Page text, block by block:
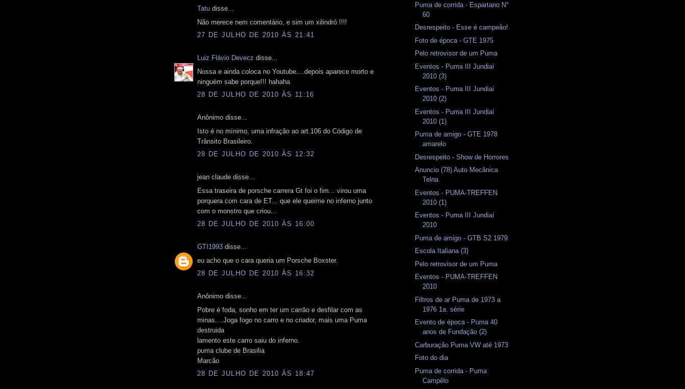
Tatu disse...
Não merece nem comentário, e sim um xilindró !!!!
27 DE JULHO DE 2010 ÀS 21:41
Luiz Flávio Devecz disse...
Nossa e ainda coloca no Youtube....depois aparece morto e
ninguém sabe porque!!! hahaha
28 DE JULHO DE 2010 ÀS 11:16
Anônimo disse...
Isto é no mínimo, uma infração ao art.106 do Código de
Trânsito Brasileiro.
28 DE JULHO DE 2010 ÀS 12:32
jean claude disse...
Essa traseira de porsche carrera Gt foi o fim... virou uma
porquera com cara de ET... que ele queime no inferno junto
com o monstro que criou...
28 DE JULHO DE 2010 ÀS 16:00
GTI1993 disse...
eu acho que o cara queria um Porsche Boxster.
28 DE JULHO DE 2010 ÀS 16:32
Anônimo disse...
Pobre é foda, sonho em ter um carrão e desfilar com as
minas....Joga fogo no carro e no criador, mais uma Puma
destruida
lamento este carro saiu do inferno.
puma clube de Brasilia
Marcão
28 DE JULHO DE 2010 ÀS 18:47
Puma de corrida - Espartano N°
60
Desrespeito - Esse é campeão!
Foto de época - GTE 1975
Pelo retrovisor de um Puma
Eventos - Puma III Jundiaí
2010 (3)
Eventos - Puma III Jundiaí
2010 (2)
Eventos - Puma III Jundiaí
2010 (1)
Puma de amigo - GTE 1978
amarelo
Desrespeito - Show de Horrores
Anuncio (78) Auto Mecânica
Telna
Eventos - PUMA-TREFFEN
2010 (1)
Eventos - Puma III Jundiaí
2010
Puma de amigo - GTB S2 1979
Escola Italiana (3)
Pelo retrovisor de um Puma
Eventos - PUMA-TREFFEN
2010
Filtros de ar Puma de 1973 a
1976 1a. série
Evento de época - Puma 40
anos de Fundação (2)
Carburação Puma VW até 1973
Foto do dia
Puma de corrida - Puma
Campêlo